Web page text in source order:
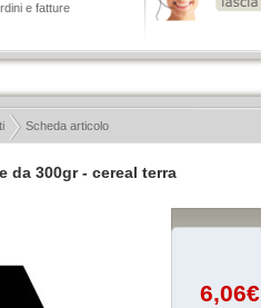
da 300gr - cereal terra
6,06€
e fatture
Scheda articolo